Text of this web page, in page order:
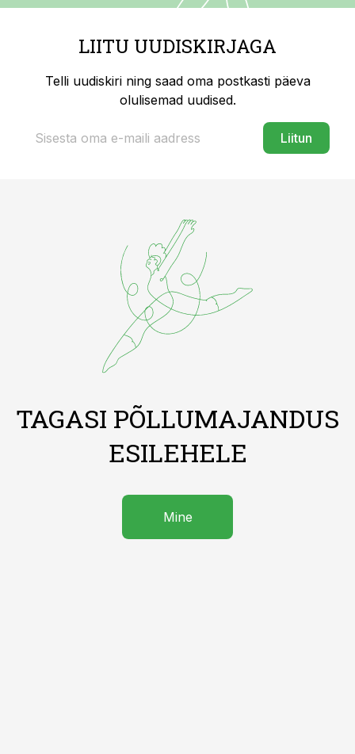
LIITU UUDISKIRJAGA
Telli uudiskiri ning saad oma postkasti päeva
olulisemad uudised.
Liitun
TAGASI PÕLLUMAJANDUS
ESILEHELE
Mine